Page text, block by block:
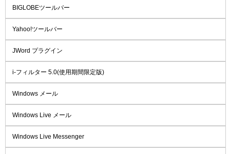
BIGLOBEツールバー
Yahoo!ツールバー
JWord プラグイン
i-フィルター 5.0(使用期間限定版)
Windows メール
Windows Live メール
Windows Live Messenger